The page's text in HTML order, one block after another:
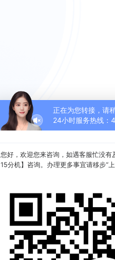
正在为您转接，请
24小时服务热线
您好，欢迎您来咨询，如遇客服忙没
15分机】咨询。办理更多事宜请移步“